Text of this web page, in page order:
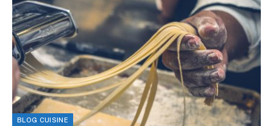
BLOG CUISINE